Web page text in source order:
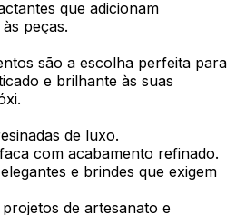
que adicionam
peças.
são a escolha perfeita para
e brilhante às suas
de luxo.
com acabamento refinado.
e brindes que exigem
de artesanato e